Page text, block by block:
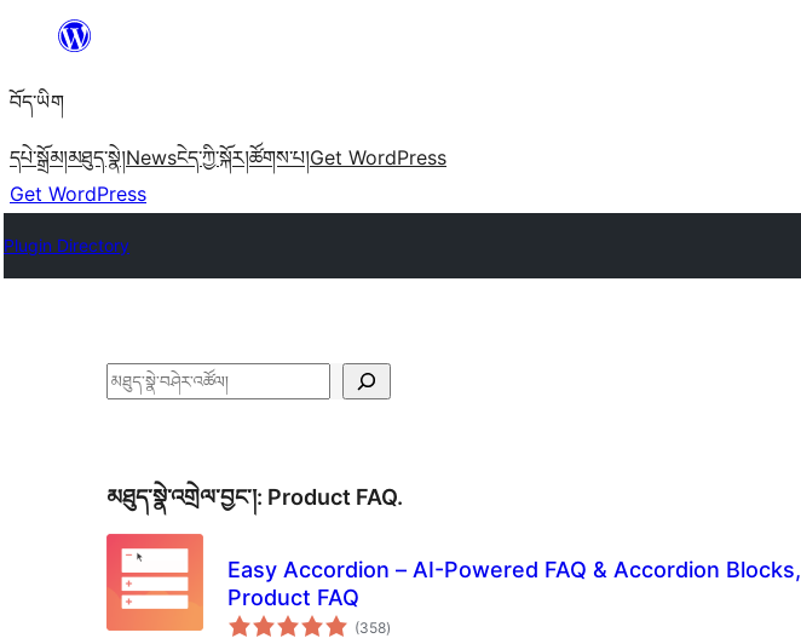
content
བོད་ཡིག
དཔེ་སྒྲོམ།མཐུད་སྣེ།Newsངེད་ཀྱི་སྐོར།ཚོགས་པ།Get WordPress
Get WordPress
Plugin Directory
བཤེར་
མཐུད་སྣེ་འགྲེལ་བྱང་།: Product FAQ.
Easy Accordion – AI-Powered FAQ & Accordion Blocks,
Product FAQ
(358གདེང་
འཇོག་
)